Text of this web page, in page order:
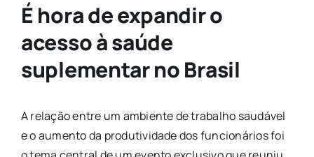
É hora de expandir o
acesso à saúde
suplementar no Brasil
A relação entre um ambiente de trabalho saudável
e o aumento da produtividade dos funcionários foi